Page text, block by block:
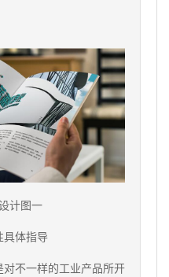
计图一
具体指导
不一样的工业产品所开